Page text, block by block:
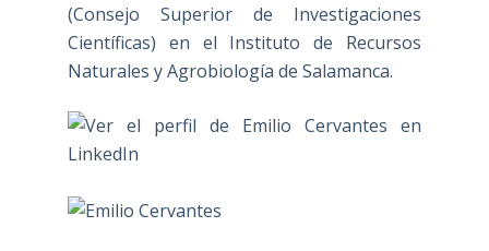
(Consejo Superior de Investigaciones
Científicas) en el Instituto de Recursos
Naturales y Agrobiología de Salamanca.